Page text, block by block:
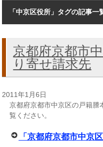
「中京区役所」タグの記事一
京都府京都市
り寄せ請求先
2011年1月6日
京都府京都市中京区の戸籍
覧ください。
「京都府京都市中京